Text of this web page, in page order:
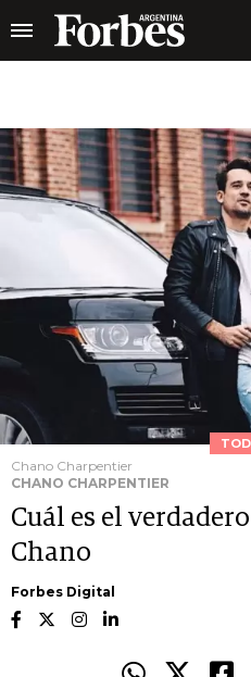
Chano Charpentier
CHANO CHARPENTIER
Cuál es el
Chano
Forbes Digital